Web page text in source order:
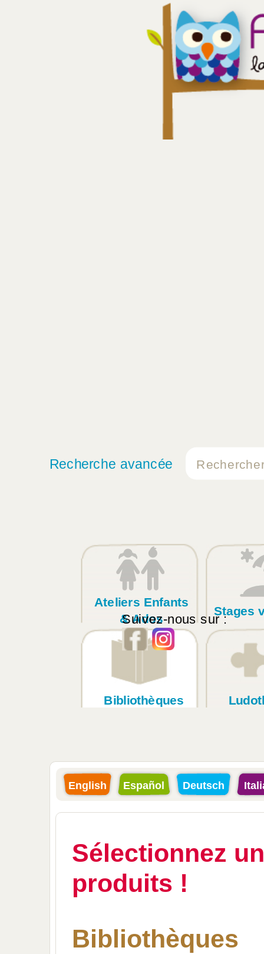
Recherche avancée
Suivez-nous sur :
Ateliers Enfants
& Ados
Stages
Bibliothèques
English Español Deutsch
Sélectionnez
produits !
Bibliothèques